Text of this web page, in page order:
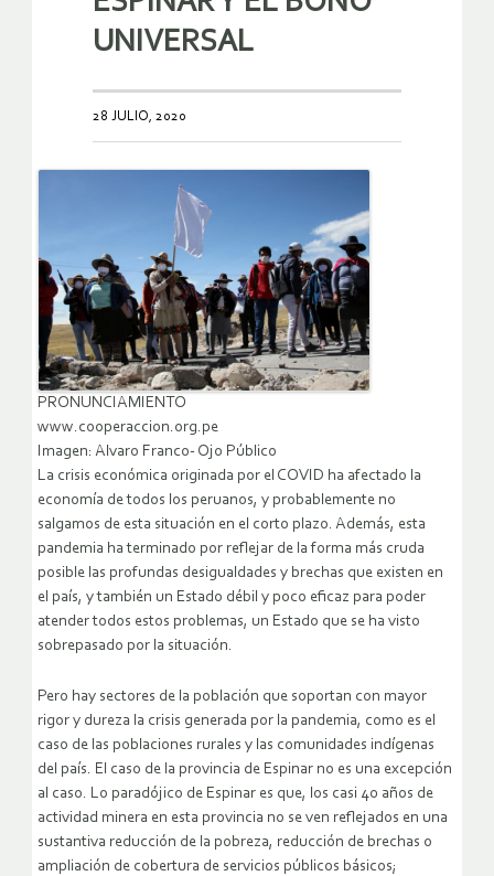
UNIVERSAL
28 JULIO, 2020
PRONUNCIAMIENTO
www.cooperaccion.org.pe
Imagen: Alvaro Franco- Ojo Público
La crisis económica originada por el COVID ha afectado la
economía de todos los peruanos, y probablemente no
salgamos de esta situación en el corto plazo. Además, esta
pandemia ha terminado por reflejar de la forma más cruda
posible las profundas desigualdades y brechas que existen en
el país, y también un Estado débil y poco eficaz para poder
atender todos estos problemas, un Estado que se ha visto
sobrepasado por la situación.
Pero hay sectores de la población que soportan con mayor
rigor y dureza la crisis generada por la pandemia, como es el
caso de las poblaciones rurales y las comunidades indígenas
del país. El caso de la provincia de Espinar no es una excepción
al caso. Lo paradójico de Espinar es que, los casi 40 años de
actividad minera en esta provincia no se ven reflejados en una
sustantiva reducción de la pobreza, reducción de brechas o
ampliación de cobertura de servicios públicos básicos;